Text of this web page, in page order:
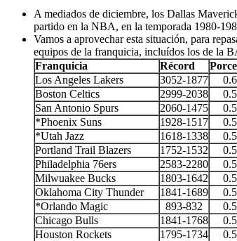
A mediados de diciembre, los Dallas
partido en la NBA, en la temporada 1980-
Vamos a aprovechar esta situación, para
equipos de la franquicia, incluídos los de la
Franquicia
Récord
Los Angeles Lakers
3052-1877
Boston Celtics
2999-2038
San Antonio Spurs
2060-1475
*Phoenix Suns
1928-1517
*Utah Jazz
1618-1338
Portland Trail Blazers
1752-1532
Philadelphia 76ers
2583-2280
Milwuakee Bucks
1803-1642
Oklahoma City Thunder
1841-1689
*Orlando Magic
893-832
Chicago Bulls
1841-1768
Houston Rockets
1795-1734